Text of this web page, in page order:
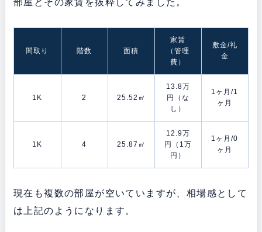
間取り 階数 面積
家賃
（管理
費）
敷金/礼
金
1K 2 25.52㎡
13.8万
円（な
し）
1ヶ月/1
ヶ月
1K 4 25.87㎡
12.9万
円（1万
円）
1ヶ月/0
ヶ月
現在も複数の部屋が空いていますが、相場感として
は上記のようになります。